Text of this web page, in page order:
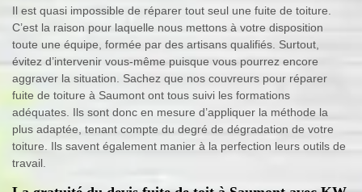
Il est quasi impossible de réparer tout seul une fuite de toiture.
C’est la raison pour laquelle nous mettons à votre disposition
toute une équipe, formée par des artisans qualifiés. Surtout,
évitez d’intervenir vous-même puisque vous pourrez encore
aggraver la situation. Sachez que nos couvreurs pour réparer
fuite de toiture à Saumont ont tous suivi les formations
adéquates. Ils sont donc en mesure d’appliquer la méthode la
plus adaptée, tenant compte du degré de dégradation de votre
toiture. Ils savent également manier à la perfection leurs outils de
travail.